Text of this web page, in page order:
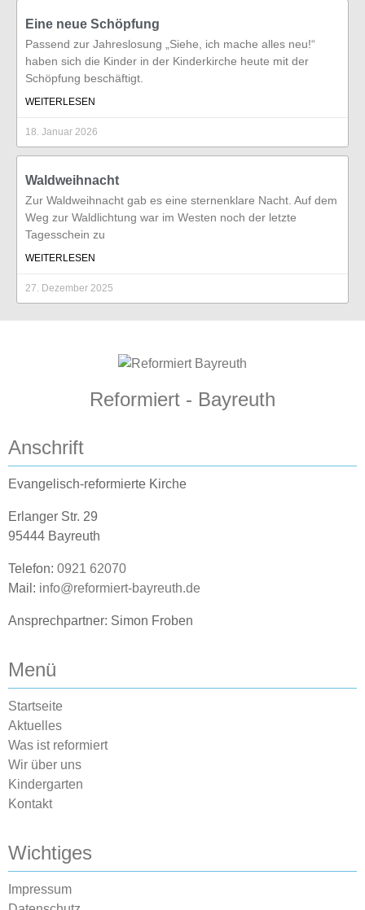
Eine neue Schöpfung
Passend zur Jahreslosung „Siehe, ich mache alles neu!“
haben sich die Kinder in der Kinderkirche heute mit der
Schöpfung beschäftigt.
WEITERLESEN
18. Januar 2026
Waldweihnacht
Zur Waldweihnacht gab es eine sternenklare Nacht. Auf dem
Weg zur Waldlichtung war im Westen noch der letzte
Tagesschein zu
WEITERLESEN
27. Dezember 2025
Reformiert - Bayreuth
Anschrift
Evangelisch-reformierte Kirche
Erlanger Str. 29
95444 Bayreuth
Telefon: 0921 62070
Mail: info@reformiert-bayreuth.de
Ansprechpartner: Simon Froben
Menü
Startseite
Aktuelles
Was ist reformiert
Wir über uns
Kindergarten
Kontakt
Wichtiges
Impressum